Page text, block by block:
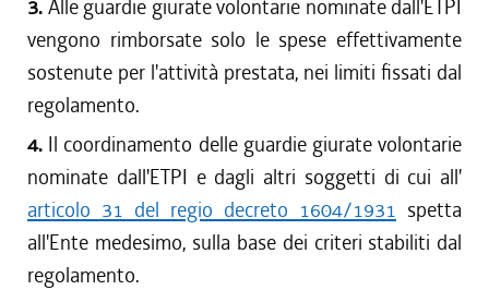
3. Alle guardie giurate volontarie nominate dall'ETPI
vengono rimborsate solo le spese effettivamente
sostenute per l'attività prestata, nei limiti fissati dal
regolamento.
4. Il coordinamento delle guardie giurate volontarie
nominate dall'ETPI e dagli altri soggetti di cui all'
articolo 31 del regio decreto 1604/1931 spetta
all'Ente medesimo, sulla base dei criteri stabiliti dal
regolamento.